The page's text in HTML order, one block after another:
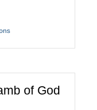
of God